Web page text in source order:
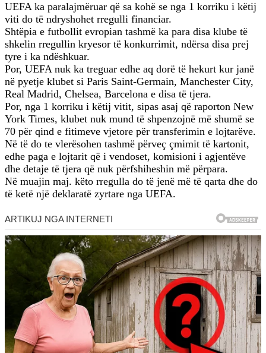
UEFA ka paralajmëruar që sa kohë se nga 1 korriku i këtij
viti do të ndryshohet rregulli financiar.
Shtëpia e futbollit evropian tashmë ka para disa klube të
shkelin rregullin kryesor të konkurrimit, ndërsa disa prej
tyre i ka ndëshkuar.
Por, UEFA nuk ka treguar edhe aq dorë të hekurt kur janë
në pyetje klubet si Paris Saint-Germain, Manchester City,
Real Madrid, Chelsea, Barcelona e disa të tjera.
Por, nga 1 korriku i këtij vitit, sipas asaj që raporton New
York Times, klubet nuk mund të shpenzojnë më shumë se
70 për qind e fitimeve vjetore për transferimin e lojtarëve.
Në të do te vlerësohen tashmë përveç çmimit të kartonit,
edhe paga e lojtarit që i vendoset, komisioni i agjentëve
dhe detaje të tjera që nuk përfshiheshin më përpara.
Në muajin maj. këto rregulla do të jenë më të qarta dhe do
të ketë një deklaratë zyrtare nga UEFA.